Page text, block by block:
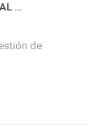
UNPA UNIVERSIDAD NACIONAL DE LA PATAGONIA AUSTRAL
de